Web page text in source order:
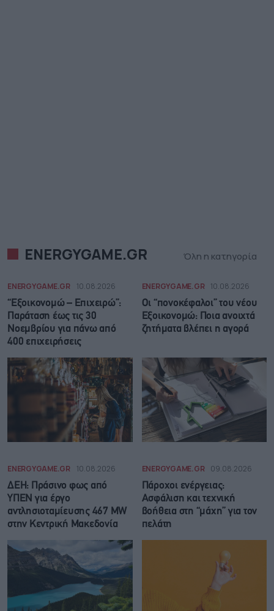
ENERGYGAME.GR Όλη η κατηγορία
ENERGYGAME.GR 10.08.2026
“Εξοικονομώ – Επιχειρώ”:
Παράταση έως τις 30
Νοεμβρίου για πάνω από
400 επιχειρήσεις
ENERGYGAME.GR 10.08.2026
Οι “πονοκέφαλοι” του νέου
Εξοικονομώ: Ποια ανοιχτά
ζητήματα βλέπει η αγορά
ENERGYGAME.GR 10.08.2026
ΔΕΗ: Πράσινο φως από
ΥΠΕΝ για έργο
αντλησιοταμίευσης 467 MW
στην Κεντρική Μακεδονία
ENERGYGAME.GR 09.08.2026
Πάροχοι ενέργειας:
Ασφάλιση και τεχνική
βοήθεια στη “μάχη” για τον
πελάτη